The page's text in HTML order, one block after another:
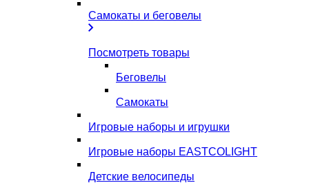
Самокаты и беговелы
Посмотреть товары
Беговелы
Самокаты
Игровые наборы и игрушки
Игровые наборы EASTCOLIGHT
Детские велосипеды